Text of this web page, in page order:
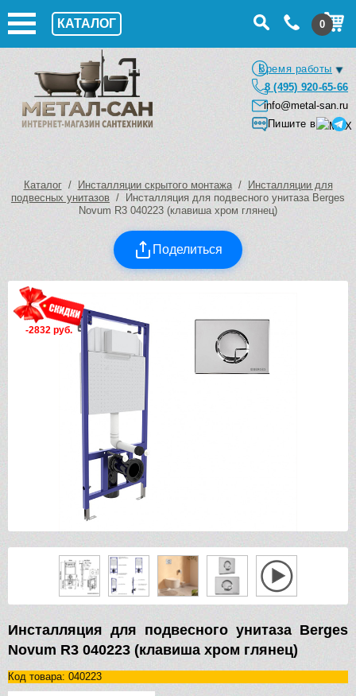
КАТАЛОГ 0
Время работы
8 (495) 920-65-66
info@metal-san.ru
Пишите в
Каталог/ Инсталляции скрытого монтажа/
Инсталляции для
подвесных унитазов / Инсталляция для подвесного унитаза Berges
Novum R3 040223 (клавиша хром глянец)
Поделиться
-2832 руб.
Инсталляция для подвесного унитаза Berges
Novum R3 040223 (клавиша хром глянец)
Код товара: 040223